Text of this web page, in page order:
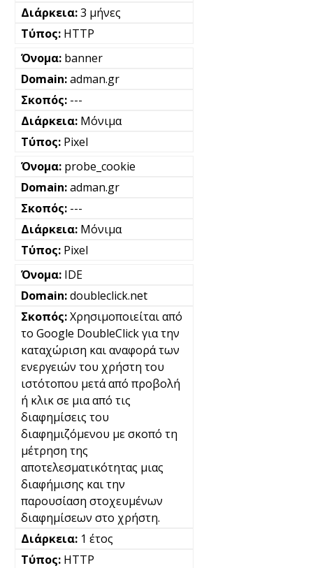
3 μήνες
HTTP
banner
adman.gr
---
Μόνιμα
Pixel
probe_cookie
adman.gr
---
Μόνιμα
Pixel
IDE
doubleclick.net
Χρησιμοποιείται από
το Google DoubleClick για την
καταχώριση και αναφορά των
ενεργειών του χρήστη του
ιστότοπου μετά από προβολή
ή κλικ σε μια από τις
διαφημίσεις του
διαφημιζόμενου με σκοπό τη
μέτρηση της
αποτελεσματικότητας μιας
διαφήμισης και την
παρουσίαση στοχευμένων
διαφημίσεων στο χρήστη.
1 έτος
HTTP